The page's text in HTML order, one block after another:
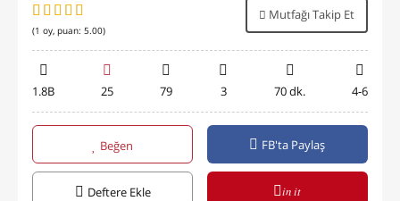
(1 oy, puan: 5.00)
Mutfağı Takip Et
1.8B 25 79 3 70 dk. 4-6
Beğen FB'ta Paylaş
Deftere Ekle in it